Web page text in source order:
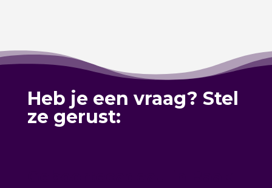
Heb je een vraag? Stel
ze gerust: